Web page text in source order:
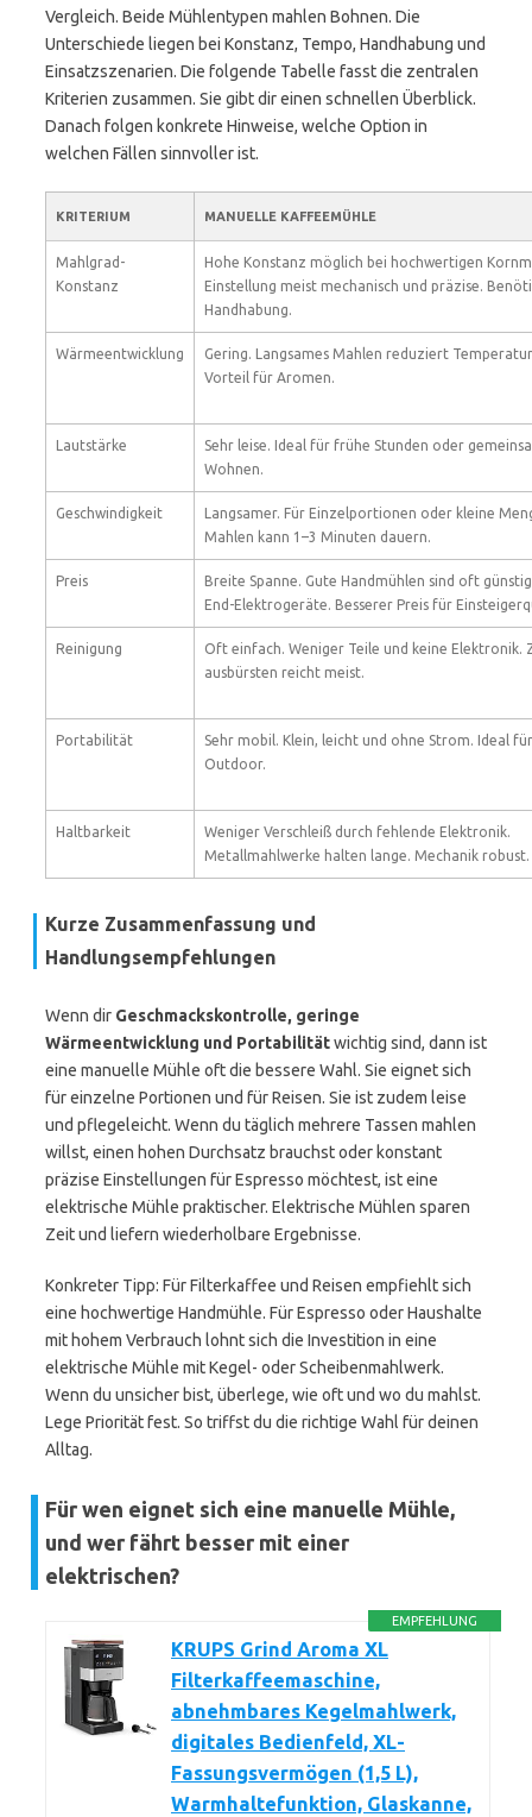
Vergleich. Beide Mühlentypen mahlen Bohnen. Die
Unterschiede liegen bei Konstanz, Tempo, Handhabung und
Einsatzszenarien. Die folgende Tabelle fasst die zentralen
Kriterien zusammen. Sie gibt dir einen schnellen Überblick.
Danach folgen konkrete Hinweise, welche Option in
welchen Fällen sinnvoller ist.
KRITERIUM MANUELLE KAFFEEMÜHLE
Mahlgrad-
Konstanz
Hohe Konstanz möglich bei hochwertigen
Einstellung meist mechanisch und präzise.
Handhabung.
Wärmeentwicklung
Gering. Langsames Mahlen reduziert
Vorteil für Aromen.
Lautstärke
Sehr leise. Ideal für frühe Stunden oder
Wohnen.
Geschwindigkeit
Langsamer. Für Einzelportionen oder kleine
Mahlen kann 1–3 Minuten dauern.
Preis
Breite Spanne. Gute Handmühlen sind oft
End-Elektrogeräte. Besserer Preis für
Reinigung
Oft einfach. Weniger Teile und keine Elektronik.
ausbürsten reicht meist.
Portabilität
Sehr mobil. Klein, leicht und ohne Strom. Ideal
Outdoor.
Haltbarkeit
Weniger Verschleiß durch fehlende Elektronik.
Metallmahlwerke halten lange. Mechanik robust.
Kurze Zusammenfassung und
Handlungsempfehlungen
Wenn dir Geschmackskontrolle, geringe
Wärmeentwicklung und Portabilitätwichtig sind, dann ist
eine manuelle Mühle oft die bessere Wahl. Sie eignet sich
für einzelne Portionen und für Reisen. Sie ist zudem leise
und pflegeleicht. Wenn du täglich mehrere Tassen mahlen
willst, einen hohen Durchsatz brauchst oder konstant
präzise Einstellungen für Espresso möchtest, ist eine
elektrische Mühle praktischer. Elektrische Mühlen sparen
Zeit und liefern wiederholbare Ergebnisse.
Konkreter Tipp: Für Filterkaffee und Reisen empfiehlt sich
eine hochwertige Handmühle. Für Espresso oder Haushalte
mit hohem Verbrauch lohnt sich die Investition in eine
elektrische Mühle mit Kegel- oder Scheibenmahlwerk.
Wenn du unsicher bist, überlege, wie oft und wo du mahlst.
Lege Priorität fest. So triffst du die richtige Wahl für deinen
Alltag.
Für wen eignet sich eine manuelle Mühle,
und wer fährt besser mit einer
elektrischen?
EMPFEHLUNG
KRUPS Grind Aroma XL
Filterkaffeemaschine,
abnehmbares Kegelmahlwerk,
digitales Bedienfeld, XL-
Fassungsvermögen (1,5 L),
Warmhaltefunktion, Glaskanne,